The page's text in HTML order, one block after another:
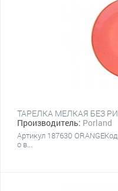
ТАРЕЛКА МЕЛКАЯ БЕЗ
Производитель: Porland
Артикул 187630
о в...